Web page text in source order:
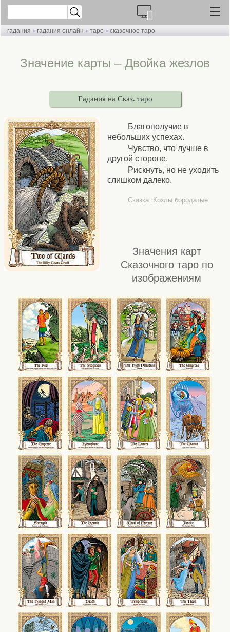
гадания › гадания онлайн › таро › сказочное таро
Значение карты – Двойка жезлов
Гадания на Сказ. таро
Благополучие в
небольших успехах.
Чувство, что лучше в
другой стороне.
Рискнуть, но не уходить
слишком далеко.
Сказка: Козлы бородатые
Значения карт
Сказочного таро по
изображениям